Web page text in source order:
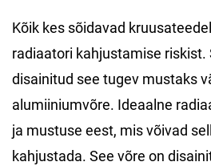
Kõik kes sõidavad
radiaatori kahjustamise riskist.
disainitud see tugev mustaks
alumiiniumvõre. Ideaalne
ja mustuse eest, mis võivad
kahjustada. See võre on